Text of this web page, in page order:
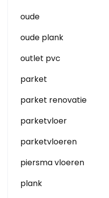
oude
oude plank
outlet pvc
parket
parket renovatie
parketvloer
parketvloeren
piersma vloeren
plank